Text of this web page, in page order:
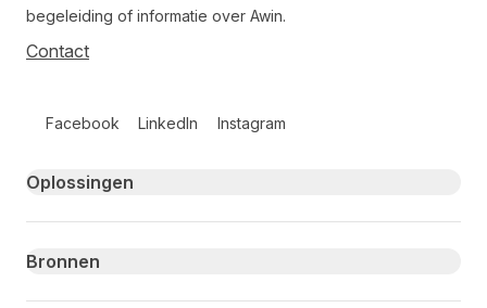
begeleiding of informatie over Awin.
Contact
Facebook LinkedIn Instagram
Primary footer navigation
Oplossingen
Bronnen